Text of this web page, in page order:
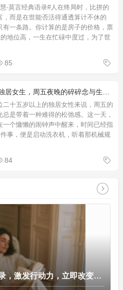
-莫言经典语录#人在终局时，比拼的
，而是在世能否活得通透算计不休的
有一条路。你计算的是房子的价格，票
地位高，一生在忙碌中度过，为了世
85
二十五岁以上的独居女性来说，周五的
总是带着一种难得的松弛感。这一天，
一个慵懒的闹钟声中醒来，时间已经指
事，便是启动洗衣机，听着那机械规
84
，激发行动力，立即改变命运，